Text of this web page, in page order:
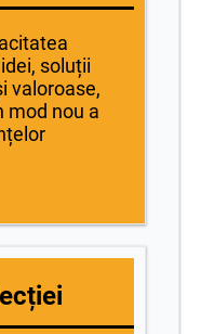
soluții
valoroase,
mod nou a